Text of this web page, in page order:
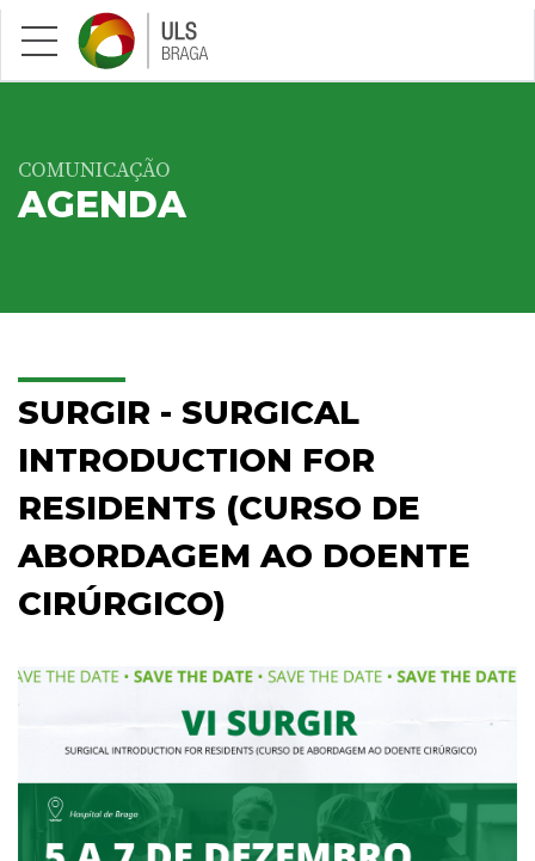
Saltar para conteúdo principal
COMUNICAÇÃO
AGENDA
SURGIR - SURGICAL
INTRODUCTION FOR
RESIDENTS (CURSO DE
ABORDAGEM AO DOENTE
CIRÚRGICO)